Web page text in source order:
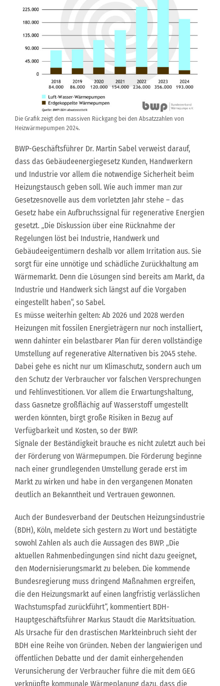
Die Grafik zeigt den massiven Rückgang bei den Absatzzahlen von
Heizwärmepumpen 2024.
BWP-Geschäftsführer Dr. Martin Sabel verweist darauf,
dass das Gebäudeenergiegesetz Kunden, Handwerkern
und Industrie vor allem die notwendige Sicherheit beim
Heizungstausch geben soll. Wie auch immer man zur
Gesetzesnovelle aus dem vorletzten Jahr stehe – das
Gesetz habe ein Aufbruchssignal für regenerative Energien
gesetzt. „Die Diskussion über eine Rücknahme der
Regelungen löst bei Industrie, Handwerk und
Gebäudeeigentümern deshalb vor allem Irritation aus. Sie
sorgt für eine unnötige und schädliche Zurückhaltung am
Wärmemarkt. Denn die Lösungen sind bereits am Markt, da
Industrie und Handwerk sich längst auf die Vorgaben
eingestellt haben“, so Sabel.
Es müsse weiterhin gelten: Ab 2026 und 2028 werden
Heizungen mit fossilen Energieträgern nur noch installiert,
wenn dahinter ein belastbarer Plan für deren vollständige
Umstellung auf regenerative Alternativen bis 2045 stehe.
Dabei gehe es nicht nur um Klimaschutz, sondern auch um
den Schutz der Verbraucher vor falschen Versprechungen
und Fehlinvestitionen. Vor allem die Erwartungshaltung,
dass Gasnetze großflächig auf Wasserstoff umgestellt
werden könnten, birgt große Risiken in Bezug auf
Verfügbarkeit und Kosten, so der BWP.
Signale der Beständigkeit brauche es nicht zuletzt auch bei
der Förderung von Wärmepumpen. Die Förderung beginne
nach einer grundlegenden Umstellung gerade erst im
Markt zu wirken und habe in den vergangenen Monaten
deutlich an Bekanntheit und Vertrauen gewonnen.
Auch der Bundesverband der Deutschen Heizungsindustrie
(BDH), Köln, meldete sich gestern zu Wort und bestätigte
sowohl Zahlen als auch die Aussagen des BWP. „Die
aktuellen Rahmenbedingungen sind nicht dazu geeignet,
den Modernisierungsmarkt zu beleben. Die kommende
Bundesregierung muss dringend Maßnahmen ergreifen,
die den Heizungsmarkt auf einen langfristig verlässlichen
Wachstumspfad zurückführt“, kommentiert BDH-
Hauptgeschäftsführer Markus Staudt die Marktsituation.
Als Ursache für den drastischen Markteinbruch sieht der
BDH eine Reihe von Gründen. Neben der langwierigen und
öffentlichen Debatte und der damit einhergehenden
Verunsicherung der Verbraucher führe die mit dem GEG
verknüpfte kommunale Wärmeplanung dazu, dass die